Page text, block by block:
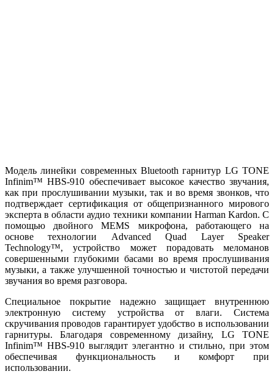
Модель линейки современных Bluetooth гарнитур LG TONE
Infinim™ HBS-910 обеспечивает высокое качество звучания,
как при прослушивании музыки, так и во время звонков, что
подтверждает сертификация от общепризнанного мирового
эксперта в области аудио техники компании Harman Kardon. С
помощью двойного MEMS микрофона, работающего на
основе технологии Advanced Quad Layer Speaker
Technology™, устройство может порадовать меломанов
совершенными глубокими басами во время прослушивания
музыки, а также улучшенной точностью и чистотой передачи
звучания во время разговора.
Специальное покрытие надежно защищает внутреннюю
электронную систему устройства от влаги. Система
скручивания проводов гарантирует удобство в использовании
гарнитуры. Благодаря современному дизайну, LG TONE
Infinim™ HBS-910 выглядит элегантно и стильно, при этом
обеспечивая функциональность и комфорт при
использовании.